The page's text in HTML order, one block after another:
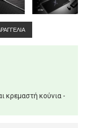
κρεμαστή κούνια -